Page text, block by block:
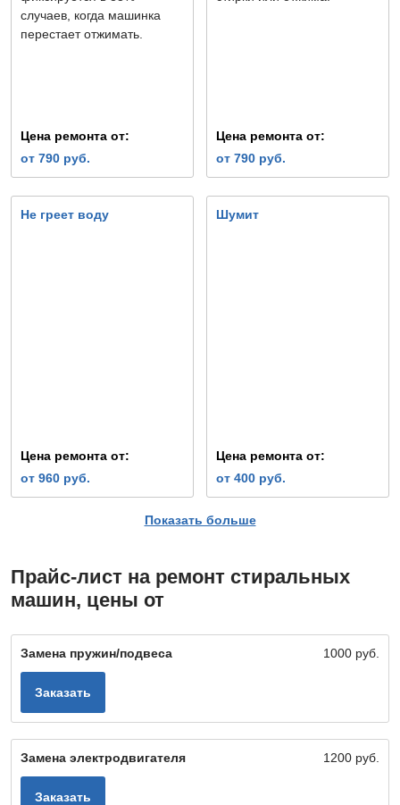
случаев, когда машинка
перестает отжимать.
Цена ремонта от:
от 790 руб.
Цена ремонта от:
от 790 руб.
Не греет воду
Цена ремонта от:
от 960 руб.
Шумит
Цена ремонта от:
от 400 руб.
Показать больше
Прайс-лист на ремонт стиральных
машин, цены от
Замена пружин/подвеса 1000 руб.
Заказать
Замена электродвигателя 1200 руб.
Заказать